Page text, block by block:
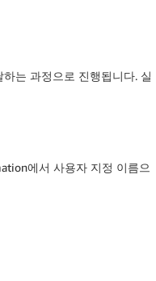
는 과정으로 진행됩니다. 실
에서 사용자 지정 이름으